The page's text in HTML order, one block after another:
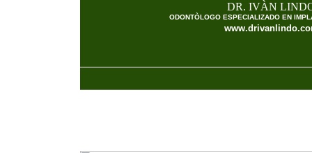
DR. IVÀN
ODONTÒLOGO ESPECIALIZADO EN